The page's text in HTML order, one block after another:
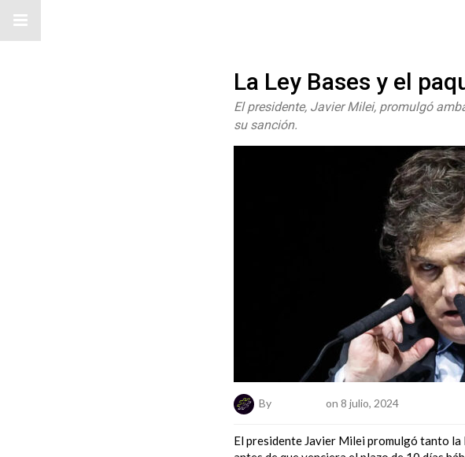
La Ley Bases y el
El presidente, Javier Milei, promulgó
su sanción.
By on 8 julio, 2024
El presidente Javier Milei promulgó tanto la